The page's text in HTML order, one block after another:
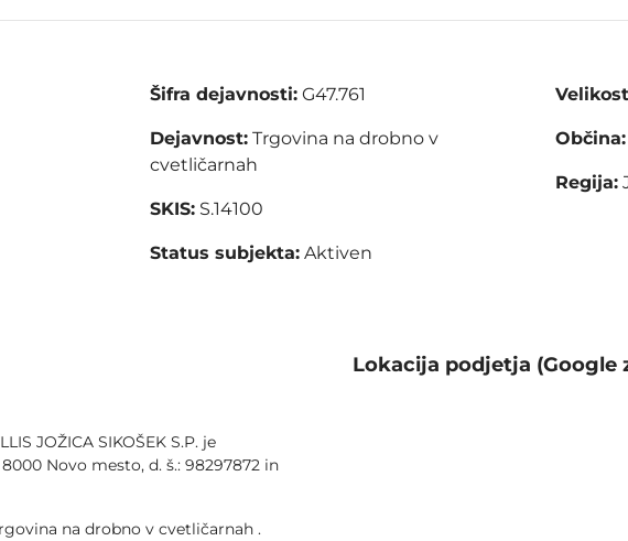
Šifra dejavnosti: G47.761
Dejavnost: Trgovina na drobno v
cvetličarnah
SKIS: S.14100
Status subjekta: Aktiven
Občina:
Regija:
JOŽICA SIKOŠEK S.P. je
Novo mesto, d. š.: 98297872 in
na drobno v cvetličarnah .
Lokacija podjetja (Google